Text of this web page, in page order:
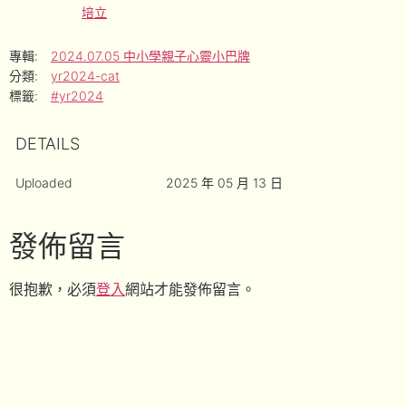
培立
專輯:
2024.07.05 中小學親子心靈小巴牌
分類:
yr2024-cat
標籤:
#yr2024
DETAILS
Uploaded 2025 年 05 月 13 日
發佈留言
很抱歉，必須登入網站才能發佈留言。